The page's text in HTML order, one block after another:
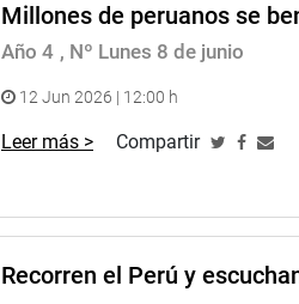
Millones de peruanos se
Año 4 , Nº Lunes 8 de junio
12 Jun 2026 | 12:00 h
Leer más > Compartir
Recorren el Perú y